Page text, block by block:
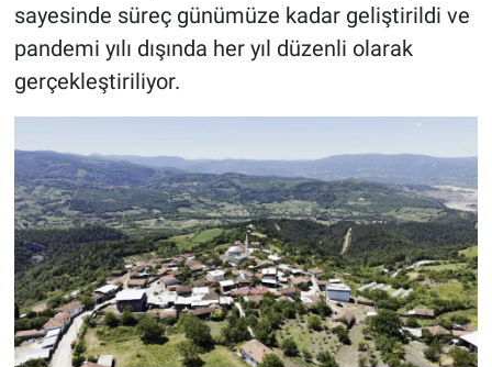
sayesinde süreç günümüze kadar geliştirildi ve
pandemi yılı dışında her yıl düzenli olarak
gerçekleştiriliyor.